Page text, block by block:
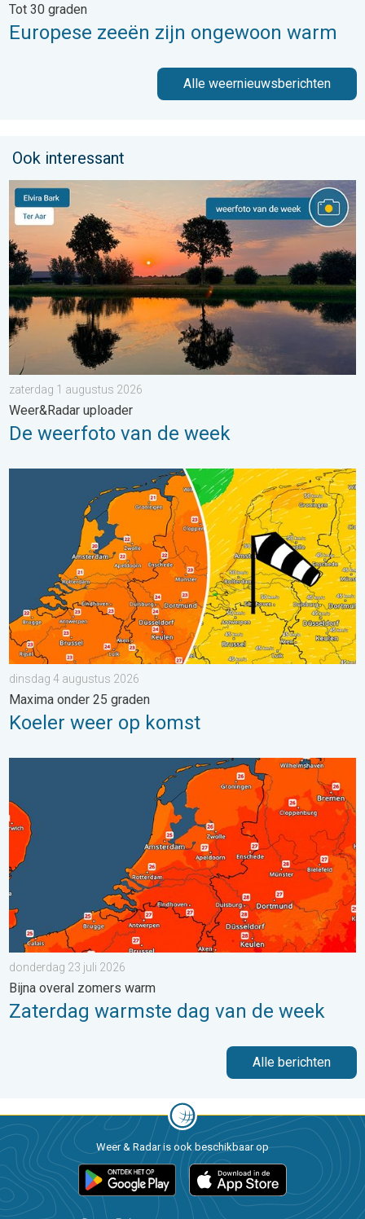
Tot 30 graden
Europese zeeën zijn ongewoon warm
Alle weernieuwsberichten
Ook interessant
De weerfoto van de week. Weer&Radar uploader. . . zaterdag
zaterdag 1 augustus 2026
Weer&Radar uploader
De weerfoto van de week
Koeler weer op komst. Maxima onder 25 graden. . . dinsdag
dinsdag 4 augustus 2026
Maxima onder 25 graden
Koeler weer op komst
Zaterdag warmste dag van de week. Bijna overal zomers
donderdag 23 juli 2026
Bijna overal zomers warm
Zaterdag warmste dag van de week
Alle berichten
Weer & Radar is ook beschikbaar op